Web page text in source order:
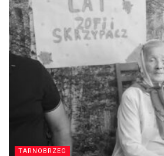
TARNOBRZEG